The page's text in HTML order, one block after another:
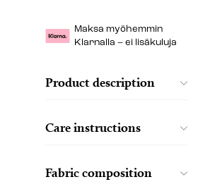
Maksa myöhemmin
Klarnalla – ei lisäkuluja
Product description
Care instructions
Fabric composition